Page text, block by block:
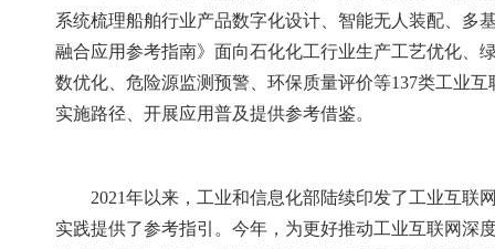
系统梳理船舶行业产品数字化设计、智能无人装配、多
融合应用参考指南》面向石化化工行业生产工艺优化、
数优化、危险源监测预警、环保质量评价等137类工业
实施路径、开展应用普及提供参考借鉴。
2021年以来，工业和信息化部陆续印发了工业互联
实践提供了参考指引。今年，为更好推动工业互联网深